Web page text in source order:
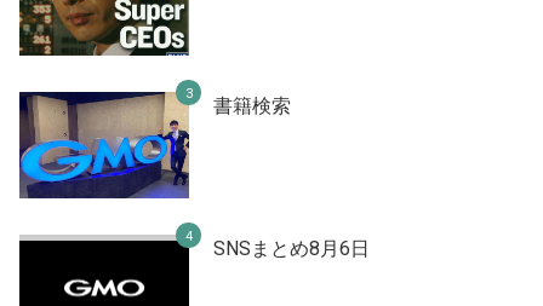
書籍検索
SNSまとめ8月6日